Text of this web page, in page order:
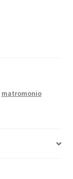
matromonio